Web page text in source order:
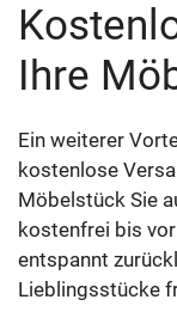
Ihre
Ein weiterer
kostenlose
Möbelstück Sie
kostenfrei bis
entspannt
Lieblingsstücke